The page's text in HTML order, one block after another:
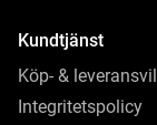
Kundtjänst
Köp- &
Integritetspolicy